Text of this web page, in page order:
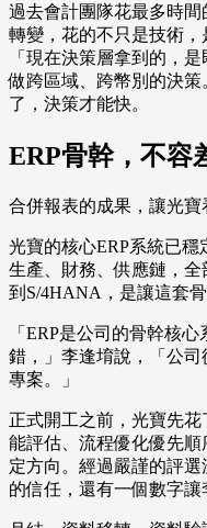
過去會計團隊花最多時
轉變，花的不只是技術，
「現在決策層拿到的，
做跨區域、跨幣別的決
了，決策才能快。
ERP骨幹，不容
合併報表的成果，讓光寶
光寶的核心ERP系統已穩
生產、財務、供應鏈，全
到S/4HANA，是讓這套
「ERP是公司的骨幹核
錯，」李逢堉說，「公
專案。」
正式開工之前，光寶先
能評估、流程優化優先
定方向。經過嚴謹的評
的信任，還有一個數字讓